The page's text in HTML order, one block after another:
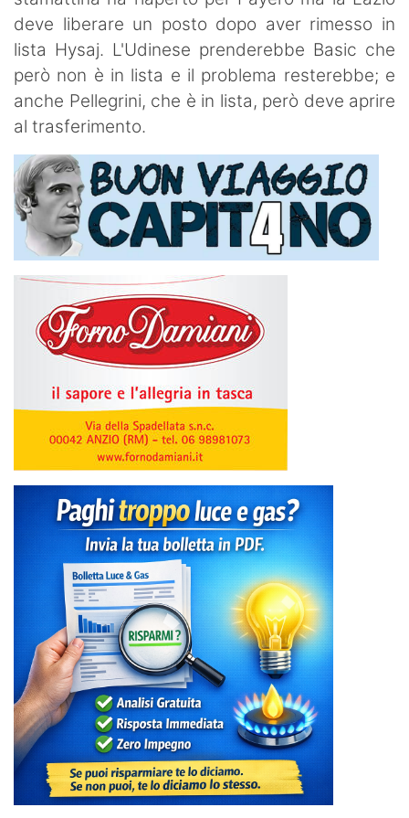
deve liberare un posto dopo aver rimesso in
lista Hysaj. L'Udinese prenderebbe Basic che
però non è in lista e il problema resterebbe; e
anche Pellegrini, che è in lista, però deve aprire
al trasferimento.